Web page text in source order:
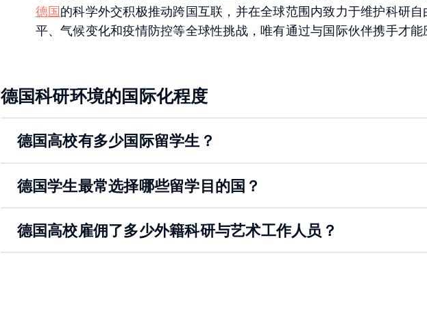
德国的科学外交积极推动跨国互联，并在全球范围内致力于维护科研
平、气候变化和疫情防控等全球性挑战，唯有通过与国际伙伴携手才能
德国科研环境的国际化程度
德国高校有多少国际留学生？
德国学生最常选择哪些留学目的国？
德国高校雇佣了多少外籍科研与艺术工作人员？